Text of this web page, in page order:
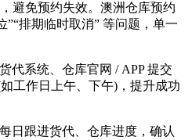
免预约失效。澳洲仓库预约
”“排期临时取消” 等问题，单一
系统、仓库官网 / APP 提交
工作日上午、下午)，提升成功
跟进货代、仓库进度，确认